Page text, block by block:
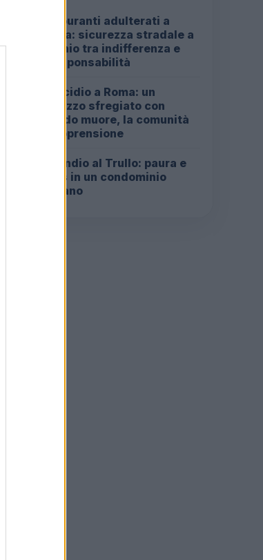
Carburanti adulterati a
Roma: sicurezza stradale a
rischio tra indifferenza e
irresponsabilità
Omicidio a Roma: un
ragazzo sfregiato con
l’acido muore, la comunità
in apprensione
Incendio al Trullo: paura e
caos in un condominio
romano